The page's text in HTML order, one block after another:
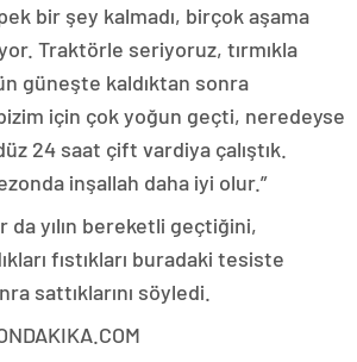
bir şey kalmadı, birçok aşama
Traktörle seriyoruz, tırmıkla
güneşte kaldıktan sonra
için çok yoğun geçti, neredeyse
24 saat çift vardiya çalıştık.
inşallah daha iyi olur.”
da yılın bereketli geçtiğini,
fıstıkları buradaki tesiste
sattıklarını söyledi.